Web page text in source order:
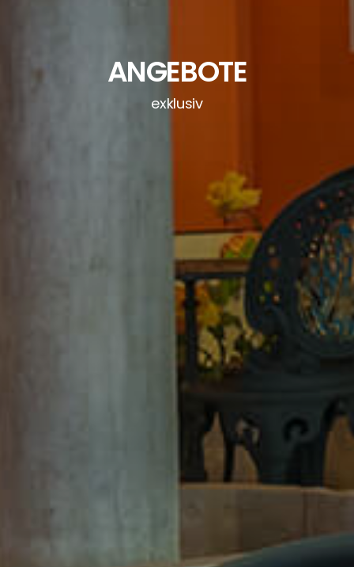
ANGEBOTE
exklusiv